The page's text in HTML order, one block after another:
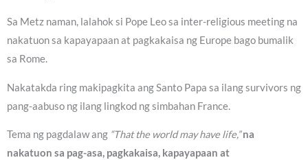
Sa Metz naman, lalahok si Pope Leo sa inter-religious meeting na
nakatuon sa kapayapaan at pagkakaisa ng Europe bago bumalik
sa Rome.
Nakatakda ring makipagkita ang Santo Papa sa ilang survivors ng
pang-aabuso ng ilang lingkod ng simbahan France.
Tema ng pagdalaw ang “That the world may have life,”na
nakatuon sa pag-asa, pagkakaisa, kapayapaan at